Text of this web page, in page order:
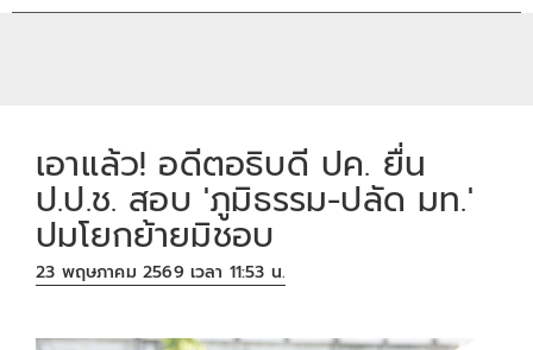
เอาแล้ว! อดีตอธิบดี ปค. ยื่น
ป.ป.ช. สอบ 'ภูมิธรรม-ปลัด มท.'
ปมโยกย้ายมิชอบ
23 พฤษภาคม 2569 เวลา 11:53 น.